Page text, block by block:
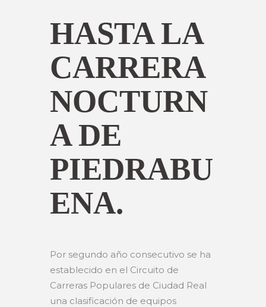
HASTA LA
CARRERA
NOCTURN
A DE
PIEDRABU
ENA.
Por segundo año consecutivo se ha
establecido en el Circuito de
Carreras Populares de Ciudad Real
una clasificación de equipos